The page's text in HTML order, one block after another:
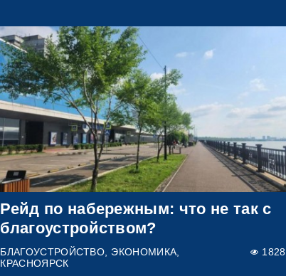
Рейд по набережным: что не так с
благоустройством?
БЛАГОУСТРОЙСТВО
ЭКОНОМИКА
КРАСНОЯРСК
1828